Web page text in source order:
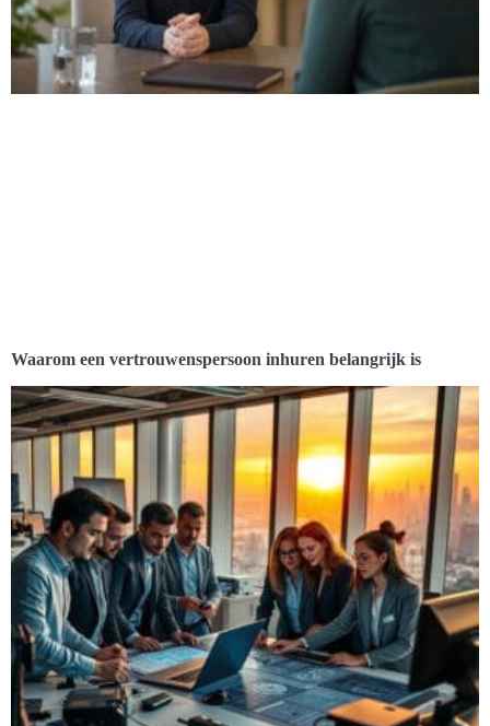
Waarom een vertrouwenspersoon inhuren belangrijk is